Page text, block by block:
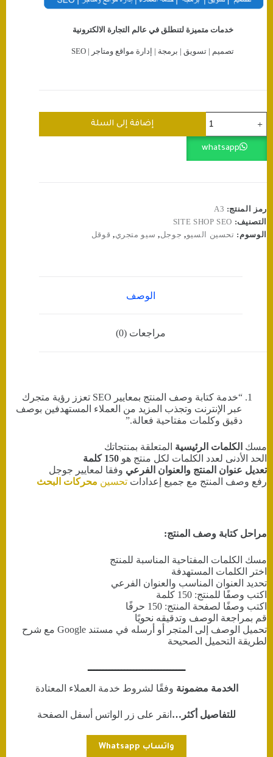
خدمات متميزة لتنطلق في عالم التجارة الالكترونية
تصميم | تسويق | برمجة | إدارة مواقع ومتاجر | SEO
كتابة
وصف
المنتج
وفق
السيو
لمتجرك)
⭐️
إضافة إلى السلة
whatsapp
رمز المنتج: A3
التصنيف: SITE SHOP SEO
الوسوم: تحسين السيو, جوجل, سيو متجري, قوقل
الوصف
مراجعات (0)
“خدمة كتابة وصف المنتج بمعايير SEO تعزز رؤية متجرك
عبر الإنترنت وتجذب المزيد من العملاء المستهدفين بوصف
دقيق وكلمات مفتاحية فعالة.”
مسك الكلمات الرئيسية المتعلقة بمنتجاتك
الحد الأدنى لعدد الكلمات لكل منتج هو 150 كلمة
تعديل عنوان المنتج والعنوان الفرعي وفقا لمعايير جوجل
رفع وصف المنتج مع جميع إعدادات تحسين محركات البحث
مراحل كتابة وصف المنتج:
مسك الكلمات المفتاحية المناسبة للمنتج
اختر الكلمات المستهدفة
تحديد العنوان المناسب والعنوان الفرعي
اكتب وصفًا للمنتج: 150 كلمة
اكتب وصفًا لصفحة المنتج: 150 حرفًا
قم بمراجعة الوصف وتدقيقه نحويًا
تحميل الوصف إلى المتجر أو أرسله في مستند Google مع شرح
لطريقة التحميل الصحيحة
ــــــــــــــــــــــــــــــــ
الخدمة مضمونة وفقًا لشروط خدمة العملاء المعتادة
للتفاصيل أكثر… انقر على زر الواتس أسفل الصفحة
واتساب Whatsapp